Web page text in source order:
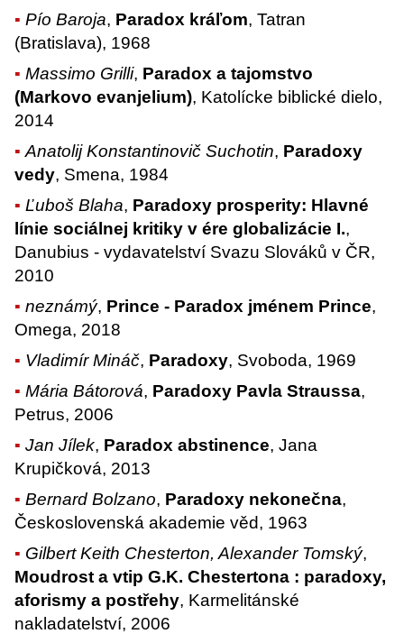
Pío Baroja, Paradox kráľom, Tatran
(Bratislava), 1968
Massimo Grilli, Paradox a tajomstvo
(Markovo evanjelium), Katolícke biblické dielo,
2014
Anatolij Konstantinovič Suchotin, Paradoxy
vedy, Smena, 1984
Ľuboš Blaha, Paradoxy prosperity: Hlavné
línie sociálnej kritiky v ére globalizácie I.,
Danubius - vydavatelství Svazu Slováků v ČR,
2010
neznámý, Prince - Paradox jménem Prince,
Omega, 2018
Vladimír Mináč, Paradoxy, Svoboda, 1969
Mária Bátorová, Paradoxy Pavla Straussa,
Petrus, 2006
Jan Jílek, Paradox abstinence, Jana
Krupičková, 2013
Bernard Bolzano, Paradoxy nekonečna,
Československá akademie věd, 1963
Gilbert Keith Chesterton, Alexander Tomský,
Moudrost a vtip G.K. Chestertona : paradoxy,
aforismy a postřehy, Karmelitánské
nakladatelství, 2006